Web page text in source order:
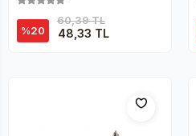
%20
60,39 TL
48,33 TL